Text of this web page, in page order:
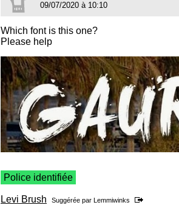
09/07/2020 à 10:10
Which font is this one?
Please help
Police identifiée
Levi Brush Suggérée par Lemmiwinks